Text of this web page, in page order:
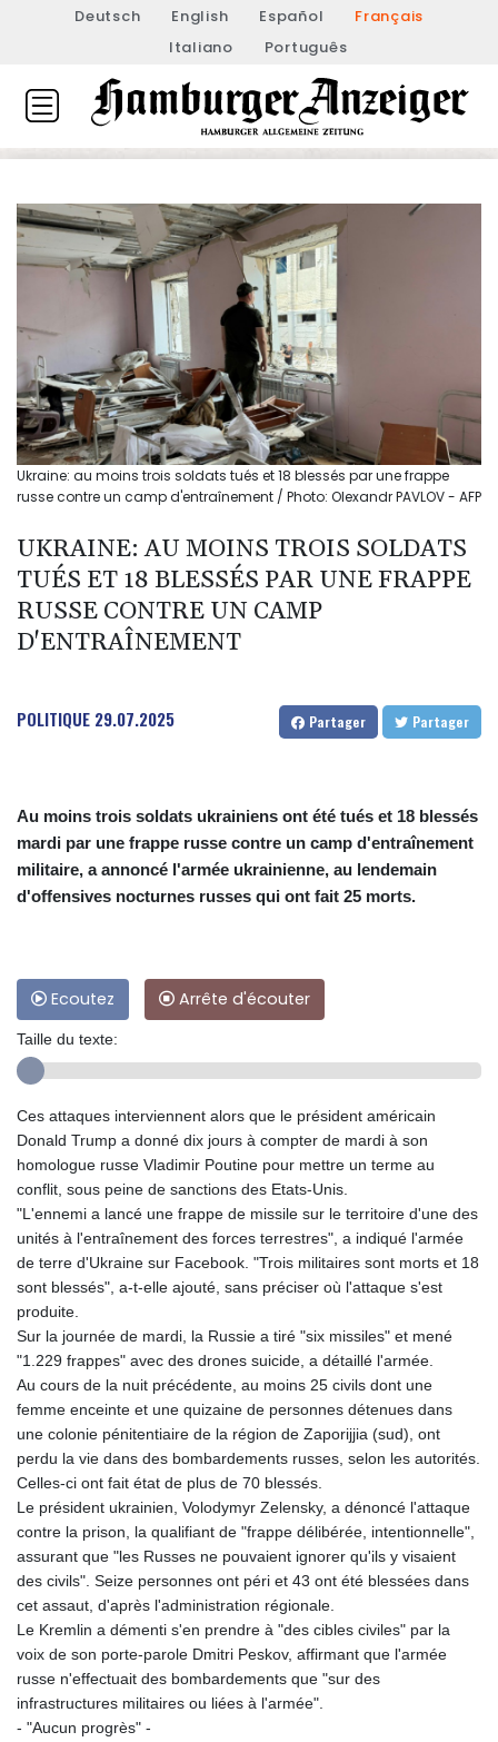
Deutsch English Español
Français
Italiano
Português
Ukraine: au moins trois soldats tués et 18 blessés par une frappe
russe contre un camp d'entraînement / Photo: Olexandr PAVLOV - AFP
UKRAINE: AU MOINS TROIS SOLDATS
TUÉS ET 18 BLESSÉS PAR UNE FRAPPE
RUSSE CONTRE UN CAMP
D'ENTRAÎNEMENT
POLITIQUE 29.07.2025 Partager Partager
Au moins trois soldats ukrainiens ont été tués et 18 blessés
mardi par une frappe russe contre un camp d'entraînement
militaire, a annoncé l'armée ukrainienne, au lendemain
d'offensives nocturnes russes qui ont fait 25 morts.
Ecoutez Arrête d'écouter
Taille du texte:
Ces attaques interviennent alors que le président américain
Donald Trump a donné dix jours à compter de mardi à son
homologue russe Vladimir Poutine pour mettre un terme au
conflit, sous peine de sanctions des Etats-Unis.
"L'ennemi a lancé une frappe de missile sur le territoire d'une des
unités à l'entraînement des forces terrestres", a indiqué l'armée
de terre d'Ukraine sur Facebook. "Trois militaires sont morts et 18
sont blessés", a-t-elle ajouté, sans préciser où l'attaque s'est
produite.
Sur la journée de mardi, la Russie a tiré "six missiles" et mené
"1.229 frappes" avec des drones suicide, a détaillé l'armée.
Au cours de la nuit précédente, au moins 25 civils dont une
femme enceinte et une quizaine de personnes détenues dans
une colonie pénitentiaire de la région de Zaporijjia (sud), ont
perdu la vie dans des bombardements russes, selon les autorités.
Celles-ci ont fait état de plus de 70 blessés.
Le président ukrainien, Volodymyr Zelensky, a dénoncé l'attaque
contre la prison, la qualifiant de "frappe délibérée, intentionnelle",
assurant que "les Russes ne pouvaient ignorer qu'ils y visaient
des civils". Seize personnes ont péri et 43 ont été blessées dans
cet assaut, d'après l'administration régionale.
Le Kremlin a démenti s'en prendre à "des cibles civiles" par la
voix de son porte-parole Dmitri Peskov, affirmant que l'armée
russe n'effectuait des bombardements que "sur des
infrastructures militaires ou liées à l'armée".
- "Aucun progrès" -